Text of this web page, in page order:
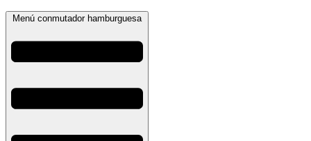
Menú conmutador hamburguesa